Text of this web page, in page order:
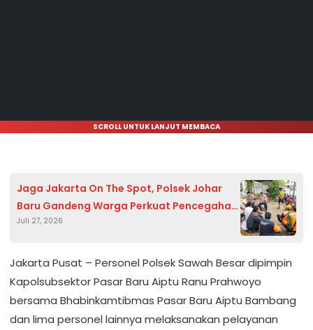
SCROLL UNTUK LANJUT MEMBACA
Jaga Jakarta On The Spot, Polsek Johar
Baru Gandeng Warga Perkuat Pencegahan
Tawuran dan Kejahatan Jalanan
Juli 27, 2026
Jakarta Pusat – Personel Polsek Sawah Besar dipimpin
Kapolsubsektor Pasar Baru Aiptu Ranu Prahwoyo
bersama Bhabinkamtibmas Pasar Baru Aiptu Bambang
dan lima personel lainnya melaksanakan pelayanan